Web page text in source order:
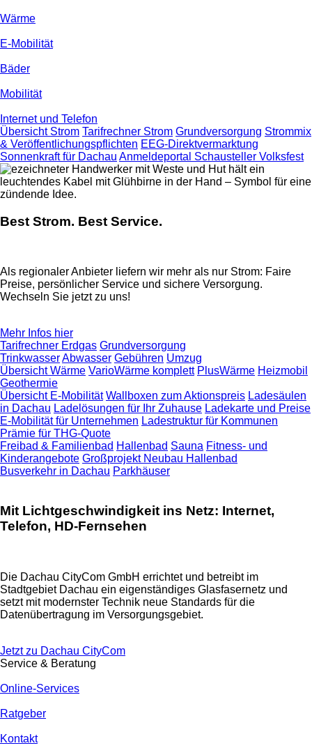
Wärme
E-Mobilität
Bäder
Mobilität
Internet und Telefon
Übersicht Strom Tarifrechner Strom Grundversorgung Strommix
& Veröffentlichungspflichten EEG-Direktvermarktung
Sonnenkraft für Dachau Anmeldeportal Schausteller Volksfest
Best Strom. Best Service.
Als regionaler Anbieter liefern wir mehr als nur Strom: Faire
Preise, persönlicher Service und sichere Versorgung.
Wechseln Sie jetzt zu uns!
Mehr Infos hier
Tarifrechner Erdgas Grundversorgung
TrinkwasserAbwasser Gebühren Umzug
Übersicht Wärme VarioWärme komplett PlusWärme Heizmobil
Geothermie
Übersicht E-Mobilität Wallboxen zum Aktionspreis Ladesäulen
in Dachau Ladelösungen für Ihr Zuhause Ladekarte und Preise
E-Mobilität für Unternehmen Ladestruktur für Kommunen
Prämie für THG-Quote
Freibad & Familienbad Hallenbad Sauna Fitness- und
Kinderangebote Großprojekt Neubau Hallenbad
Busverkehr in Dachau Parkhäuser
Mit Lichtgeschwindigkeit ins Netz: Internet,
Telefon, HD-Fernsehen
Die Dachau CityCom GmbH errichtet und betreibt im
Stadtgebiet Dachau ein eigenständiges Glasfasernetz und
setzt mit modernster Technik neue Standards für die
Datenübertragung im Versorgungsgebiet.
Jetzt zu Dachau CityCom
Service & Beratung
Online-Services
Ratgeber
Kontakt